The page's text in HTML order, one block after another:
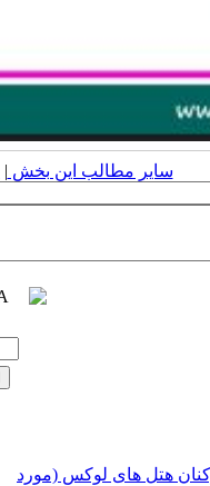
سایر مطالب این بخش |
هتل های لوکس (مورد